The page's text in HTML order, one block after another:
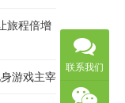
旅程倍增
游戏主宰
联系我们